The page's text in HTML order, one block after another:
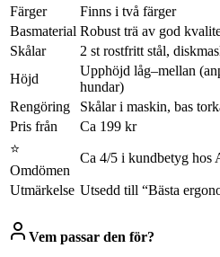
Färger
Finns i två färger
Basmaterial Robust trä av god
Skålar
2 st rostfritt stål,
Höjd
Upphöjd låg–mellan
hundar)
Rengöring
Skålar i maskin, bas
Pris från
Ca 199 kr
⭐
Omdömen
Ca 4/5 i kundbetyg hos
Utmärkelse Utsedd till “Bästa
Vem passar den för?